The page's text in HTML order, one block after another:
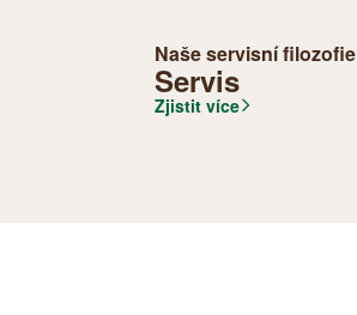
Naše servisní filozofie
Servis
Zjistit více